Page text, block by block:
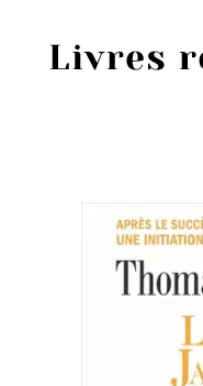
Sources
Personnes